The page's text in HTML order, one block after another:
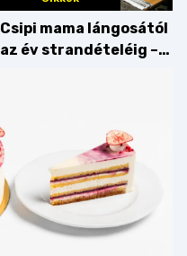
Csipi mama lángosától
az év strandételéig –